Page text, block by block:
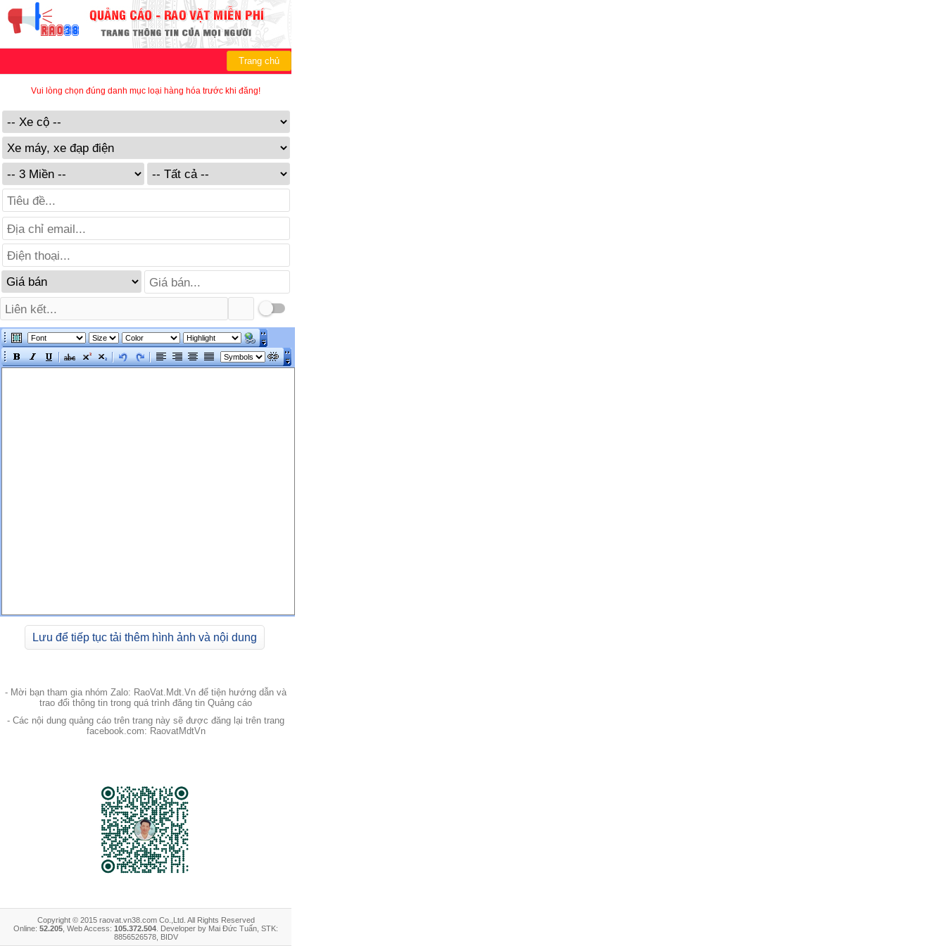
Trang chủ
Vui lòng chọn đúng danh mục loại hàng hóa trước khi đăng!
Lưu để tiếp tục tải thêm hình ảnh và nội dung
- Mời bạn tham gia nhóm Zalo: RaoVat.Mdt.Vn để tiện hướng dẫn và
trao đổi thông tin trong quá trình đăng tin Quảng cáo
- Các nội dung quảng cáo trên trang này sẽ được đăng lại trên trang
facebook.com: RaovatMdtVn
Copyright © 2015 raovat.vn38.com Co.,Ltd. All Rights Reserved
Online: 52.205 , Web Access: 105.372.504 . Developer by Mai Đức Tuấn, STK:
8856526578, BIDV